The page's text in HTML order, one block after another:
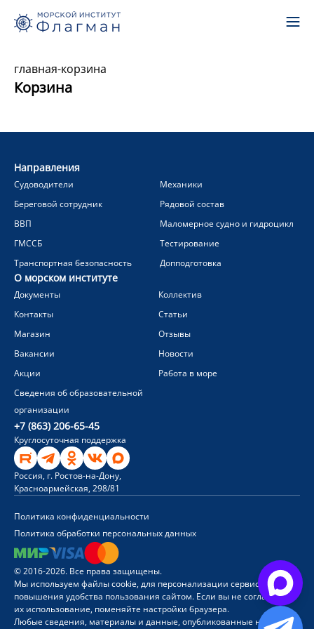
главная-корзина
Корзина
Направления
Судоводители
Механики
Береговой сотрудник
Рядовой состав
ВВП
Маломерное судно и гидроцикл
ГМССБ
Тестирование
Транспортная безопасность
Допподготовка
О морском институте
Документы
Коллектив
Контакты
Статьи
Магазин
Отзывы
Вакансии
Новости
Акции
Работа в море
Сведения об образовательной
организации
+7 (863) 206-65-45
Круглосуточная поддержка
Россия, г. Ростов-на-Дону,
Красноармейская, 298/81
Политика конфиденциальности
Политика обработки персональных данных
© 2016-2026. Все права защищены.
Мы используем файлы cookie, для персонализации сервисов и
повышения удобства пользования сайтом. Если вы не согласны на
их использование, поменяйте настройки браузера.
Любые сведения, материалы и данные, опубликованные на сайте